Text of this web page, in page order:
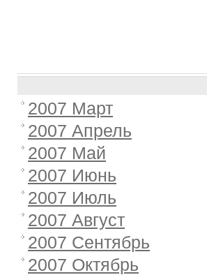
2007 Март
2007 Апрель
2007 Май
2007 Июнь
2007 Июль
2007 Август
2007 Сентябрь
2007 Октябрь